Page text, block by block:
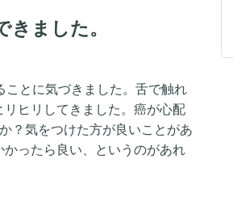
ました。
とに気づきました。舌で触れ
ヒリしてきました。癌が心配
？気をつけた方が良いことがあ
ったら良い、というのがあれ